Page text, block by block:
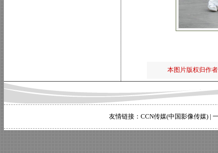
本图片版权归作
友情链接： CCN传媒(中国影像传媒) |